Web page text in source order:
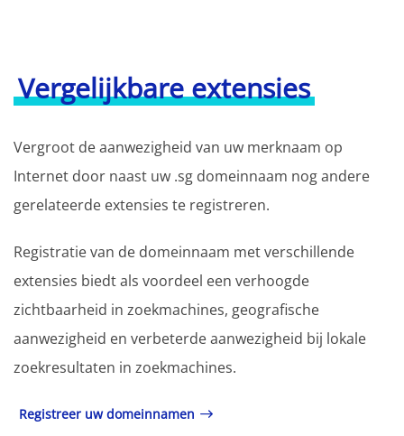
Vergelijkbare extensies
Vergroot de aanwezigheid van uw merknaam op
Internet door naast uw .sg domeinnaam nog andere
gerelateerde extensies te registreren.
Registratie van de domeinnaam met verschillende
extensies biedt als voordeel een verhoogde
zichtbaarheid in zoekmachines, geografische
aanwezigheid en verbeterde aanwezigheid bij lokale
zoekresultaten in zoekmachines.
Registreer uw domeinnamen